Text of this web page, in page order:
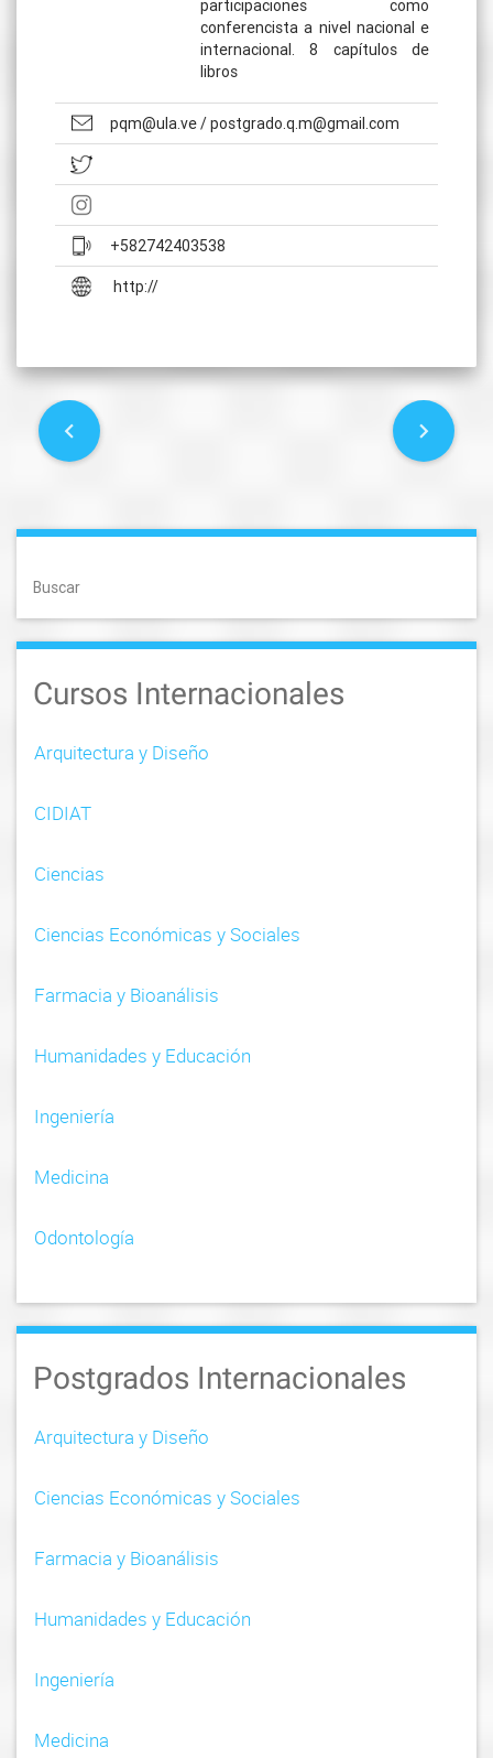
participaciones como
conferencista a nivel nacional e
internacional. 8 capítulos de
libros
pqm@ula.ve / postgrado.q.m@gmail.com
+582742403538
http://
P
s
n
a
v
a
n
Buscar
Cursos Internacionales
Arquitectura y Diseño
CIDIAT
Ciencias
Ciencias Económicas y Sociales
Farmacia y Bioanálisis
Humanidades y Educación
Ingeniería
Medicina
Odontología
Postgrados Internacionales
Arquitectura y Diseño
Ciencias Económicas y Sociales
Farmacia y Bioanálisis
Humanidades y Educación
Ingeniería
Medicina